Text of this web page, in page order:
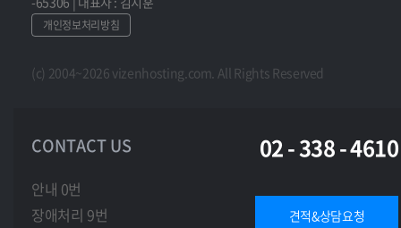
개인정보처리방침
(c) 2004~2026 vizenhosting.com. All Rights Reserved
CONTACT US 02 - 338 - 4610
안내 0번
장애처리 9번
견적&상담요청